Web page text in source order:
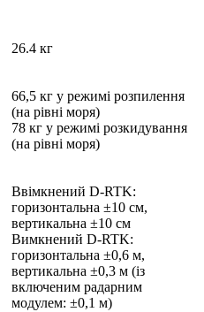
26.4 кг
66,5 кг у режимі розпилення
(на рівні моря)
78 кг у режимі розкидування
(на рівні моря)
Ввімкнений D-RTK:
горизонтальна ±10 см,
вертикальна ±10 см
Вимкнений D-RTK:
горизонтальна ±0,6 м,
вертикальна ±0,3 м (із
включеним радарним
модулем: ±0,1 м)